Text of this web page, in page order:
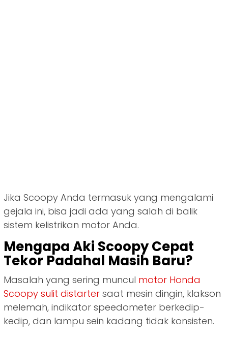
Jika Scoopy Anda termasuk yang mengalami
gejala ini, bisa jadi ada yang salah di balik
sistem kelistrikan motor Anda.
Mengapa Aki Scoopy Cepat
Tekor Padahal Masih Baru?
Masalah yang sering muncul motor Honda
Scoopy sulit distarter saat mesin dingin, klakson
melemah, indikator speedometer berkedip-
kedip, dan lampu sein kadang tidak konsisten.